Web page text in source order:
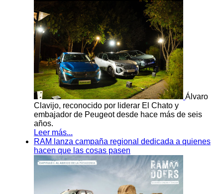
Álvaro
Clavijo, reconocido por liderar El Chato y
embajador de Peugeot desde hace más de seis
años.
Leer más...
RAM lanza campaña regional dedicada a quienes
hacen que las cosas pasen